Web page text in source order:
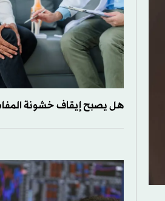
هل يصبح إيقاف خشونة